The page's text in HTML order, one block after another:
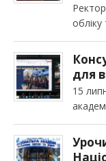
обліку
для
15